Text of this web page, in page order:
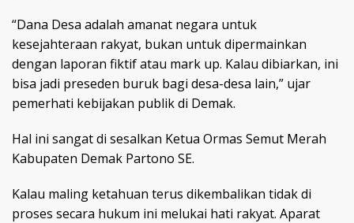
“Dana Desa adalah amanat negara untuk
kesejahteraan rakyat, bukan untuk dipermainkan
dengan laporan fiktif atau mark up. Kalau dibiarkan, ini
bisa jadi preseden buruk bagi desa-desa lain,” ujar
pemerhati kebijakan publik di Demak.
Hal ini sangat di sesalkan Ketua Ormas Semut Merah
Kabupaten Demak Partono SE.
Kalau maling ketahuan terus dikembalikan tidak di
proses secara hukum ini melukai hati rakyat. Aparat